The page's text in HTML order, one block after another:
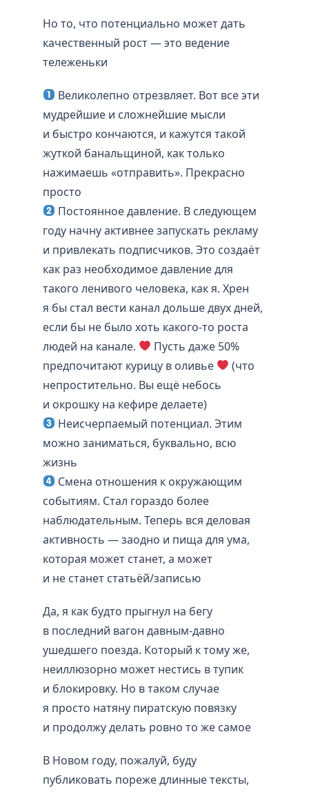
Но то, что потенциально может дать
качественный рост — это ведение
тележеньки
Великолепно отрезвляет. Вот все эти
мудрейшие и сложнейшие мысли
и быстро кончаются, и кажутся такой
жуткой банальщиной, как только
нажимаешь «отправить». Прекрасно
просто
Постоянное давление. В следующем
году начну активнее запускать рекламу
и привлекать подписчиков. Это создаёт
как раз необходимое давление для
такого ленивого человека, как я. Хрен
я бы стал вести канал дольше двух дней,
если бы не было хоть какого-то роста
людей на канале.
Пусть даже 50%
предпочитают курицу в оливье
(что
непростительно. Вы ещё небось
и окрошку на кефире делаете)
Неисчерпаемый потенциал. Этим
можно заниматься, буквально, всю
жизнь
Смена отношения к окружающим
событиям. Стал гораздо более
наблюдательным. Теперь вся деловая
активность — заодно и пища для ума,
которая может станет, а может
и не станет статьёй/записью
Да, я как будто прыгнул на бегу
в последний вагон давным-давно
ушедшего поезда. Который к тому же,
неиллюзорно может нестись в тупик
и блокировку. Но в таком случае
я просто натяну пиратскую повязку
и продолжу делать ровно то же самое
В Новом году, пожалуй, буду
публиковать пореже длинные тексты,